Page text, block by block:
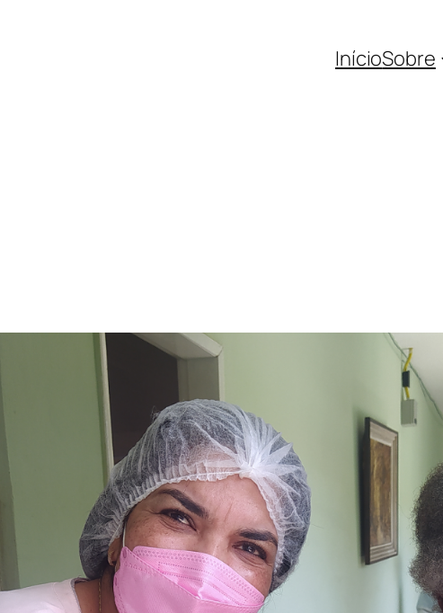
InícioSobre